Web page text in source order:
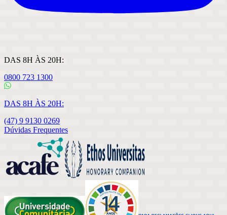
DAS 8H ÀS 20H:
0800 723 1300
DAS 8H ÀS 20H:
(47) 9 9130 0269
Dúvidas Frequentes